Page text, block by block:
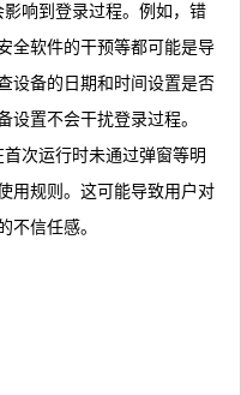
响到登录过程。例如，错
全软件的干预等都可能是导
设备的日期和时间设置是否
设置不会干扰登录过程。
次运行时未通过弹窗等明
用规则。这可能导致用户对
不信任感。